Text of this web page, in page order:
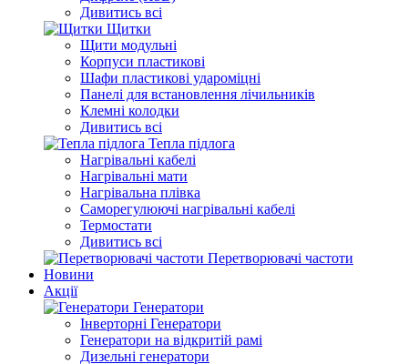
Дивитись всі
Щитки
Щити модульні
Корпуси пластикові
Шафи пластикові удароміцні
Панелі для встановлення лічильників
Клемні колодки
Дивитись всі
Тепла підлога
Нагрівальні кабелі
Нагрівальні мати
Нагрівальна плівка
Саморегулюючі нагрівальні кабелі
Термостати
Дивитись всі
Перетворювачі частоти
Новини
Акції
Генератори
Інверторні Генератори
Генератори на відкритій рамі
Дизельні генератори